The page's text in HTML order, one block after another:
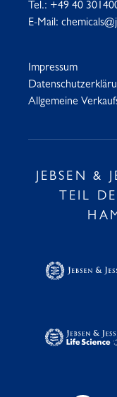
Tel.: +49 40
E-Mail:
Impressum
Allgemeine
JEBSEN &
TEIL